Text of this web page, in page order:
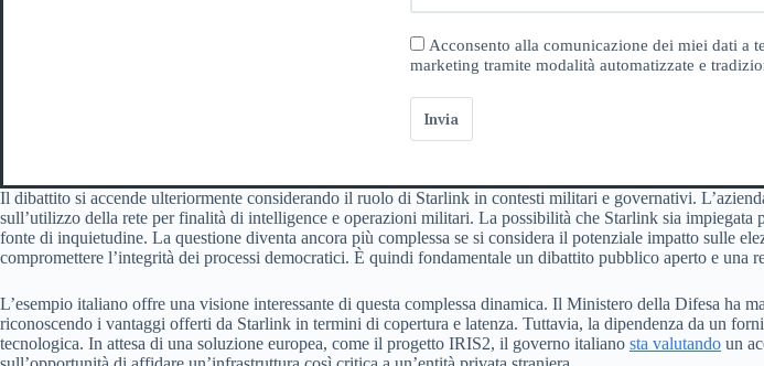
Acconsento alla comunicazione dei miei dati a
marketing tramite modalità automatizzate e
Invia
Il dibattito si accende ulteriormente considerando il ruolo di Starlink in contesti militari e governativi.
sull’utilizzo della rete per finalità di intelligence e operazioni militari. La possibilità che Starlink sia
fonte di inquietudine. La questione diventa ancora più complessa se si considera il potenziale impatto sulle
compromettere l’integrità dei processi democratici. È quindi fondamentale un dibattito pubblico aperto e
L’esempio italiano offre una visione interessante di questa complessa dinamica. Il Ministero della Difesa ha
riconoscendo i vantaggi offerti da Starlink in termini di copertura e latenza. Tuttavia, la dipendenza da un
tecnologica. In attesa di una soluzione europea, come il progetto IRIS2, il governo italiano sta valutando un